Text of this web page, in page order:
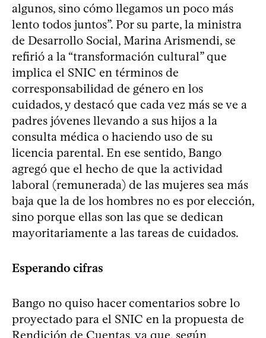
algunos, sino cómo llegamos un poco más
lento todos juntos”. Por su parte, la ministra
de Desarrollo Social, Marina Arismendi, se
refirió a la “transformación cultural” que
implica el SNIC en términos de
corresponsabilidad de género en los
cuidados, y destacó que cada vez más se ve a
padres jóvenes llevando a sus hijos a la
consulta médica o haciendo uso de su
licencia parental. En ese sentido, Bango
agregó que el hecho de que la actividad
laboral (remunerada) de las mujeres sea más
baja que la de los hombres no es por elección,
sino porque ellas son las que se dedican
mayoritariamente a las tareas de cuidados.
Esperando cifras
Bango no quiso hacer comentarios sobre lo
proyectado para el SNIC en la propuesta de
Rendición de Cuentas, ya que, según